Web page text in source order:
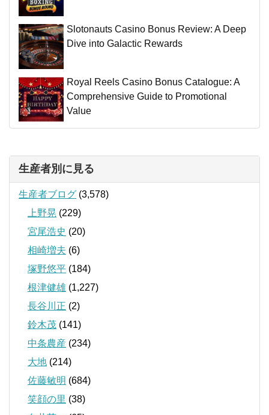
Slotonauts Casino Bonus Review: A Deep
Dive into Galactic Rewards
Royal Reels Casino Bonus Catalogue: A
Comprehensive Guide to Promotional
Value
生産者別に見る
生産者ブログ (3,578)
上野晃 (229)
宮尾浩史 (20)
相崎増夫 (6)
塚野悠平 (184)
根津健雄 (1,227)
長谷川正 (2)
鈴木茂 (141)
中条農産 (234)
大地 (214)
佐藤敏明 (684)
笑顔の里 (38)